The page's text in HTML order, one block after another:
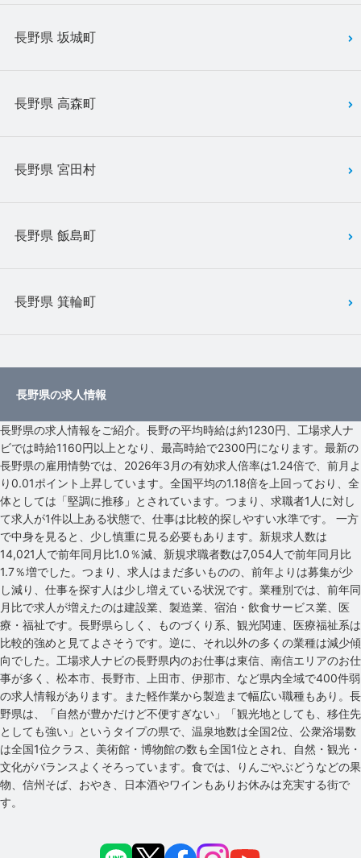
長野県 坂城町
長野県 高森町
長野県 宮田村
長野県 飯島町
長野県 箕輪町
長野県の求人情報
長野県の求人情報をご紹介。長野の平均時給は約1230円、工場求人ナ
ビでは時給1160円以上となり、最高時給で2300円になります。最新の
長野県の雇用情勢では、2026年3月の有効求人倍率は1.24倍で、前月よ
り0.01ポイント上昇しています。全国平均の1.18倍を上回っており、全
体としては「堅調に推移」とされています。つまり、求職者1人に対し
て求人が1件以上ある状態で、仕事は比較的探しやすい水準です。 一方
で中身を見ると、少し慎重に見る必要もあります。新規求人数は
14,021人で前年同月比1.0％減、新規求職者数は7,054人で前年同月比
1.7％増でした。つまり、求人はまだ多いものの、前年よりは募集が少
し減り、仕事を探す人は少し増えている状況です。業種別では、前年同
月比で求人が増えたのは建設業、製造業、宿泊・飲食サービス業、医
療・福祉です。長野県らしく、ものづくり系、観光関連、医療福祉系は
比較的強めと見てよさそうです。逆に、それ以外の多くの業種は減少傾
向でした。工場求人ナビの長野県内のお仕事は東信、南信エリアのお仕
事が多く、松本市、長野市、上田市、伊那市、など県内全域で400件弱
の求人情報があります。また軽作業から製造まで幅広い職種もあり。長
野県は、「自然が豊かだけど不便すぎない」「観光地としても、移住先
としても強い」というタイプの県で、温泉地数は全国2位、公衆浴場数
は全国1位クラス、美術館・博物館の数も全国1位とされ、自然・観光・
文化がバランスよくそろっています。食では、りんごやぶどうなどの果
物、信州そば、おやき、日本酒やワインもありお休みは充実する街で
す。